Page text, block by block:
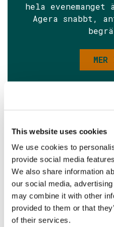
This website uses cookies
We use cookies to
provide social media
We also share information
our social media,
may combine it with other
provided to them or that
of their services.
hela
Agera snabbt,
MER